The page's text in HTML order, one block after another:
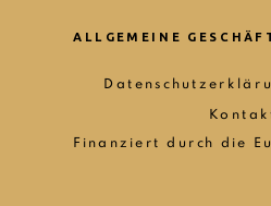
ALLGEMEINE
Finanziert durch die